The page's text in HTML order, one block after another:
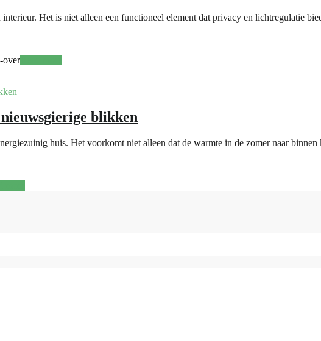
Het is niet alleen een functioneel element dat privacy en lichtregulatie
over
blikken
huis. Het voorkomt niet alleen dat de warmte in de zomer naar